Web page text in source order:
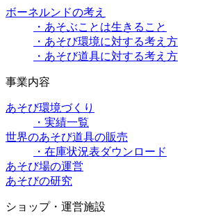
ボーネルンドの考え
・あそぶことは生きること
・あそび環境に対する考え方
・あそび道具に対する考え方
事業内容
あそび環境づくり
・実績一覧
世界のあそび道具の販売
・在庫状況表ダウンロード
あそび場の運営
あそびの研究
ショップ・運営施設